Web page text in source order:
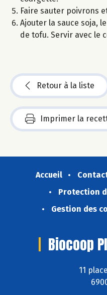
Faire sauter poivrons
Ajouter la sauce soja,
de tofu. Servir avec le
Retour à la liste
Imprimer la
Accueil
Protection
Gestion des
Biocoop
11